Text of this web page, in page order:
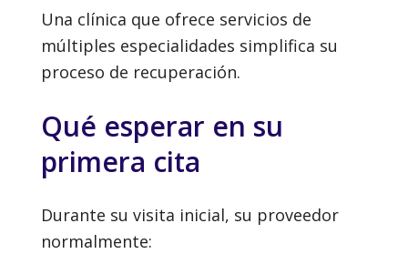
Una clínica que ofrece servicios de
múltiples especialidades simplifica su
proceso de recuperación.
Qué esperar en su
primera cita
Durante su visita inicial, su proveedor
normalmente: